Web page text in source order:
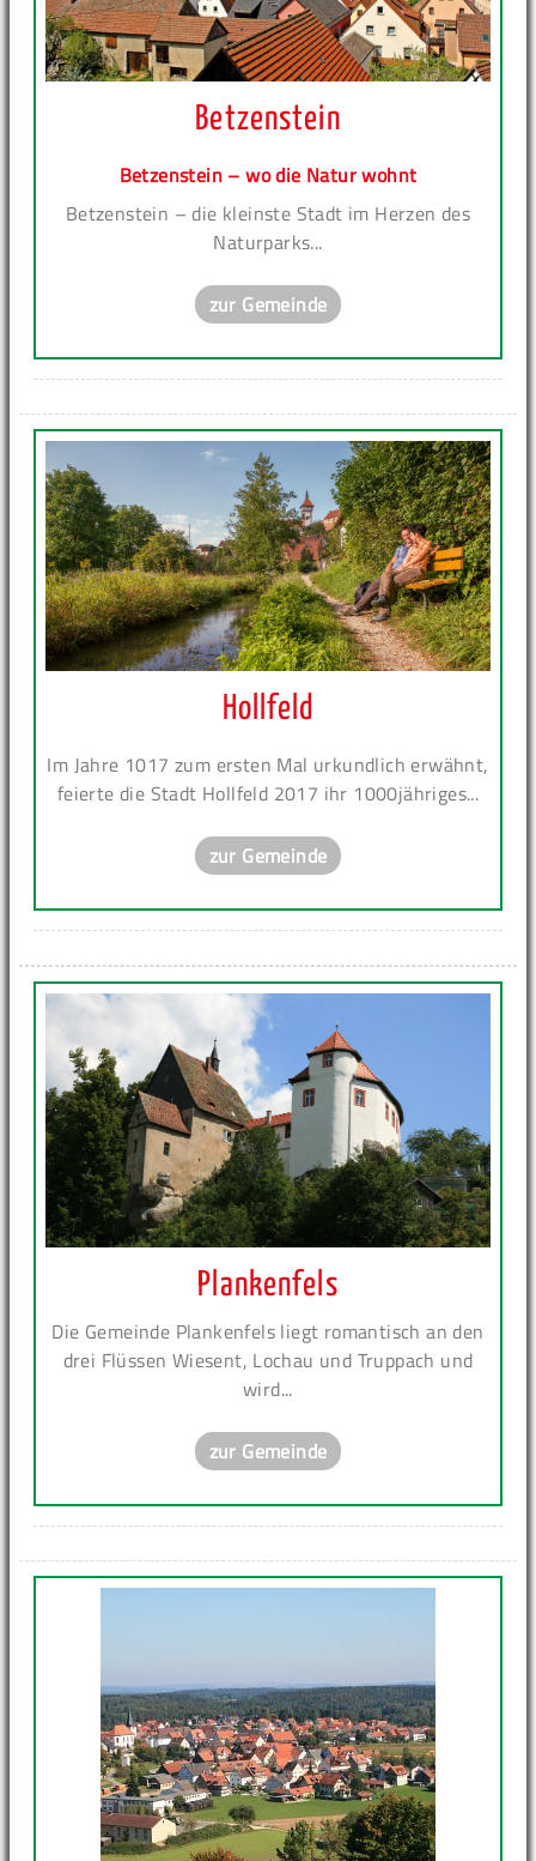
Betzenstein
Betzenstein – wo die Natur wohnt
Betzenstein – die kleinste Stadt im Herzen des
Naturparks...
zur Gemeinde
Hollfeld
Im Jahre 1017 zum ersten Mal urkundlich erwähnt,
feierte die Stadt Hollfeld 2017 ihr 1000jähriges...
zur Gemeinde
Plankenfels
Die Gemeinde Plankenfels liegt romantisch an den
drei Flüssen Wiesent, Lochau und Truppach und
wird...
zur Gemeinde